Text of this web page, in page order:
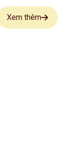
Xem thêm